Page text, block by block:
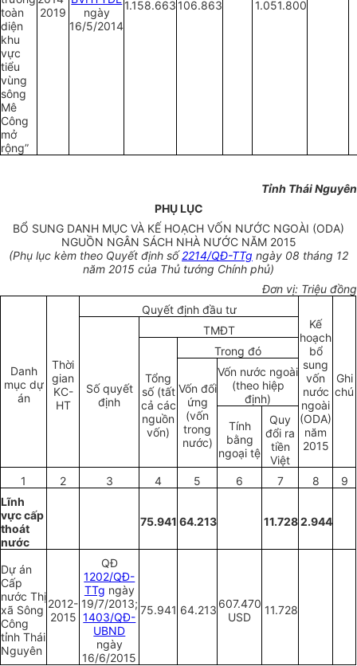
toàn
diện
khu
vực
tiểu
vùng
sông
Mê
Công
mở
rộng”
2019
ngày
16/5/2014
1.158.663 106.863 1.051.800
Tỉnh Thái Nguyên
PHỤ LỤC
BỔ SUNG DANH MỤC VÀ KẾ HOẠCH VỐN NƯỚC NGOÀI (ODA)
NGUỒN NGÂN SÁCH NHÀ NƯỚC NĂM 2015
(Phụ lục kèm theo Quyết định số2214/QĐ-TTg ngày 08 tháng 12
năm 2015 của Thủ tướng Chính phủ)
Đơn vị: Triệu đồng
Danh
mục dự
án
Thời
gian
KC-
HT
Quyết định đầu tư
Kế
hoạch
bổ
sung
vốn
nước
ngoài
(ODA)
năm
2015
Ghi
chú
Số quyết
định
TMĐT
Tổng
số (tất
cả các
nguồn
vốn)
Trong đó
Vốn đối
ứng
(vốn
trong
nước)
Vốn nước ngoài
(theo hiệp
định)
Tính
bằng
ngoại tệ
Quy
đổi ra
tiền
Việt
1
2 3 4 5 6 7 8
9
Lĩnh
vực cấp
thoát
nước
75.941 64.213 11.7282.944
Dự án
Cấp
nước Thị
xã Sông
Công
tỉnh Thái
Nguyên
2012-
2015
QĐ
1202/QĐ-
TTg ngày
19/7/2013;
1403/QĐ-
UBND
ngày
16/6/2015
75.941 64.213 607.470
USD
11.728